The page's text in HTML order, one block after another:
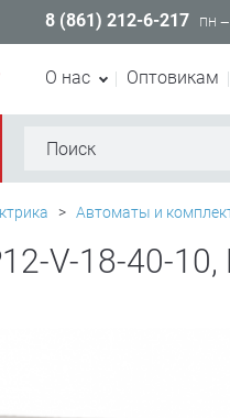
8 (861) 212-6-217 ПН —
О нас Оптовикам
> Автоматы и
V-18-40-